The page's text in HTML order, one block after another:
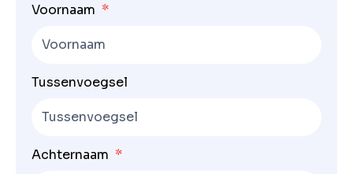
Voornaam
Tussenvoegsel
Achternaam